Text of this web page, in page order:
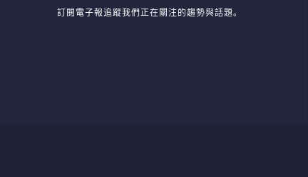
訂閱電子報追蹤我們正在關注的趨勢與話題。